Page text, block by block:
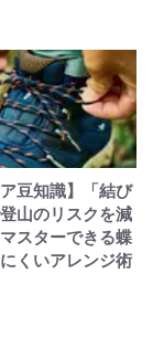
ア豆知識】「結び
山のリスクを減
スターできる蝶
くいアレンジ術